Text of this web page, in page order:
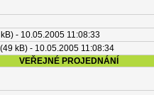
- 10.05.2005 11:08:33
(49 kB) - 10.05.2005 11:08:34
VEŘEJNÉ PROJEDNÁNÍ